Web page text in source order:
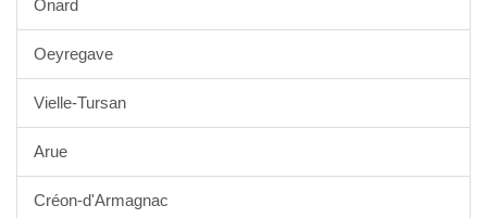
Onard
Oeyregave
Vielle-Tursan
Arue
Créon-d'Armagnac